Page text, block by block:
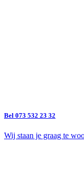
Bel 073 532 23 32
Wij staan je graag te